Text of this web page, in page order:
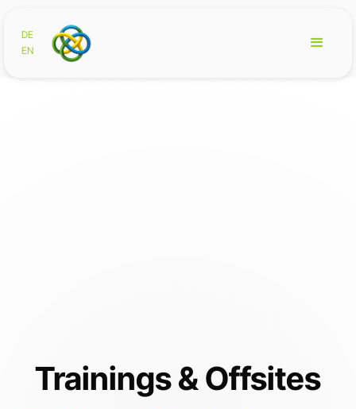
DE
EN
Trainings & Offsites